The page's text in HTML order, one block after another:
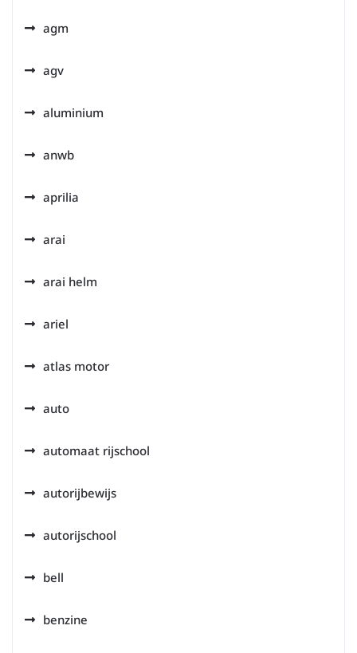
agm
agv
aluminium
anwb
aprilia
arai
arai helm
ariel
atlas motor
auto
automaat rijschool
autorijbewijs
autorijschool
bell
benzine